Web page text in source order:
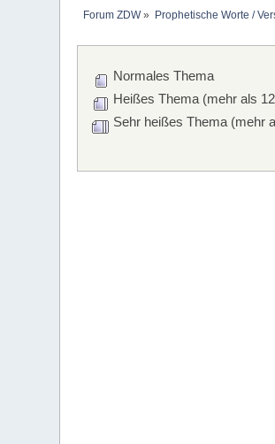
Forum ZDW» Prophetische Worte /
Normales Thema
Heißes Thema (mehr als
Sehr heißes Thema (mehr